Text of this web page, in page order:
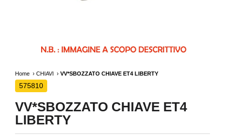
Home CHIAVI VV*SBOZZATO CHIAVE ET4 LIBERTY
575810
VV*SBOZZATO CHIAVE ET4
LIBERTY